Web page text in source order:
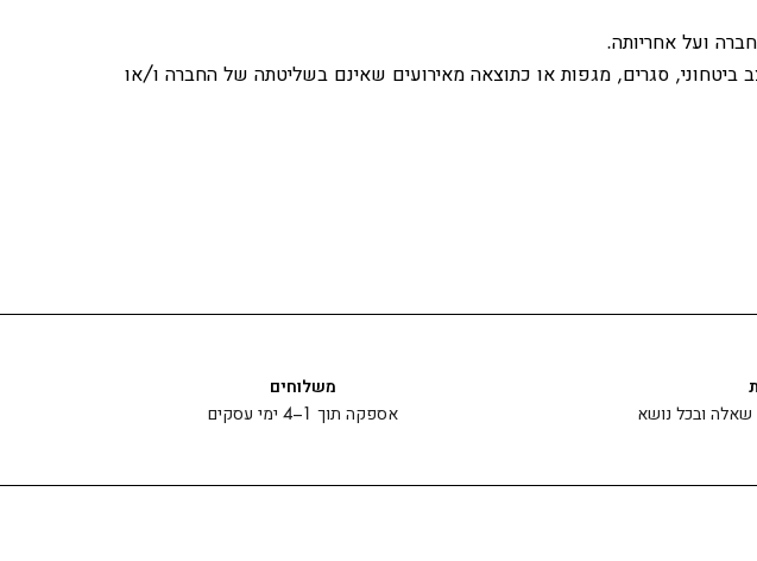
ועל אחריותה.
ביטחוני, סגרים, מגפות או כתוצאה מאירועים שאינם בשליטתה של החברה ו/או
שאלה ובכל נושא
משלוחים
אספקה תוך 1–4 ימי עסקים